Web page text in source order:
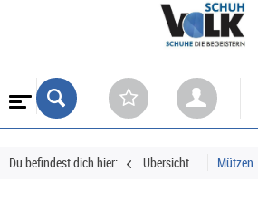
Du befindest dich hier: Übersicht Mützen